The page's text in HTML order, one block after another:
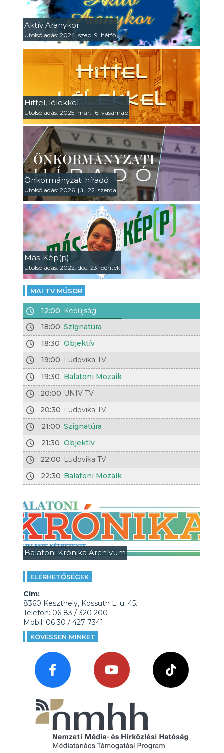
Aktív Aranykor
Utolsó adás: 2024. szep. 9. hétfő
Hittel, lélekkel
Utolsó adás: 2025. már. 16. vasárnap
Önkormányzati híradó
Utolsó adás: 2026. júl. 22. szerda
Más-Kép(p)
Utolsó adás: 2022. dec. 23. péntek
MAI TV MŰSOR
12:00 Képújság
18:00 Szignatúra
18:30 Objektív
19:00 Ludovika TV
19:30 Balatoni Mozaik
20:00 UNIV TV
20:30 Ludovika TV
21:00 Szignatúra
21:30 Objektív
22:00 Ludovika TV
22:30 Balatoni Mozaik
Balatoni Krónika Archívum
ELÉRHETŐSÉGEK
Cím:
8360 Keszthely, Kossuth L. u. 45.
Telefon: 06 83 / 320 200
Mobil: 06 30 / 427 7341
KÖVESSEN MINKET